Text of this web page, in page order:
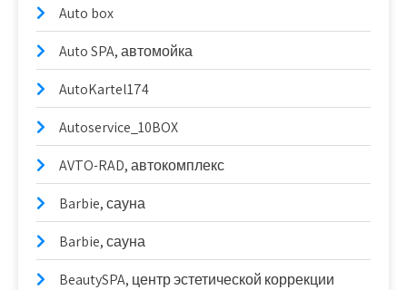
Auto box
Auto SPA, автомойка
AutoKartel174
Autoservice_10BOX
AVTO-RAD, автокомплекс
Barbie, сауна
Barbie, сауна
BeautySPA, центр эстетической коррекции